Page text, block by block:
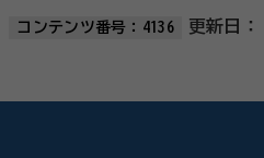
コンテンツ番号：4136 更新日：